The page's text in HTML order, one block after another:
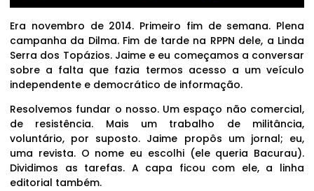
Era novembro de 2014. Primeiro fim de semana. Plena
campanha da Dilma. Fim de tarde na RPPN dele, a Linda
Serra dos Topázios. Jaime e eu começamos a conversar
sobre a falta que fazia termos acesso a um veículo
independente e democrático de informação.
Resolvemos fundar o nosso. Um espaço não comercial,
de resistência. Mais um trabalho de militância,
voluntário, por suposto. Jaime propôs um jornal; eu,
uma revista. O nome eu escolhi (ele queria Bacurau).
Dividimos as tarefas. A capa ficou com ele, a linha
editorial também.